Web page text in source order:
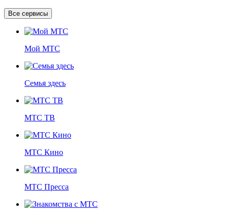
Все сервисы
Мой МТС
Семья здесь
МТС ТВ
МТС Кино
МТС Пресса